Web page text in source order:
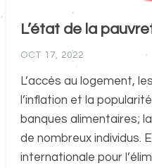
L’état de la
OCT 17, 2022
L’accès au logement,
l’inflation et la
banques alimentaires;
de nombreux individus.
internationale pour